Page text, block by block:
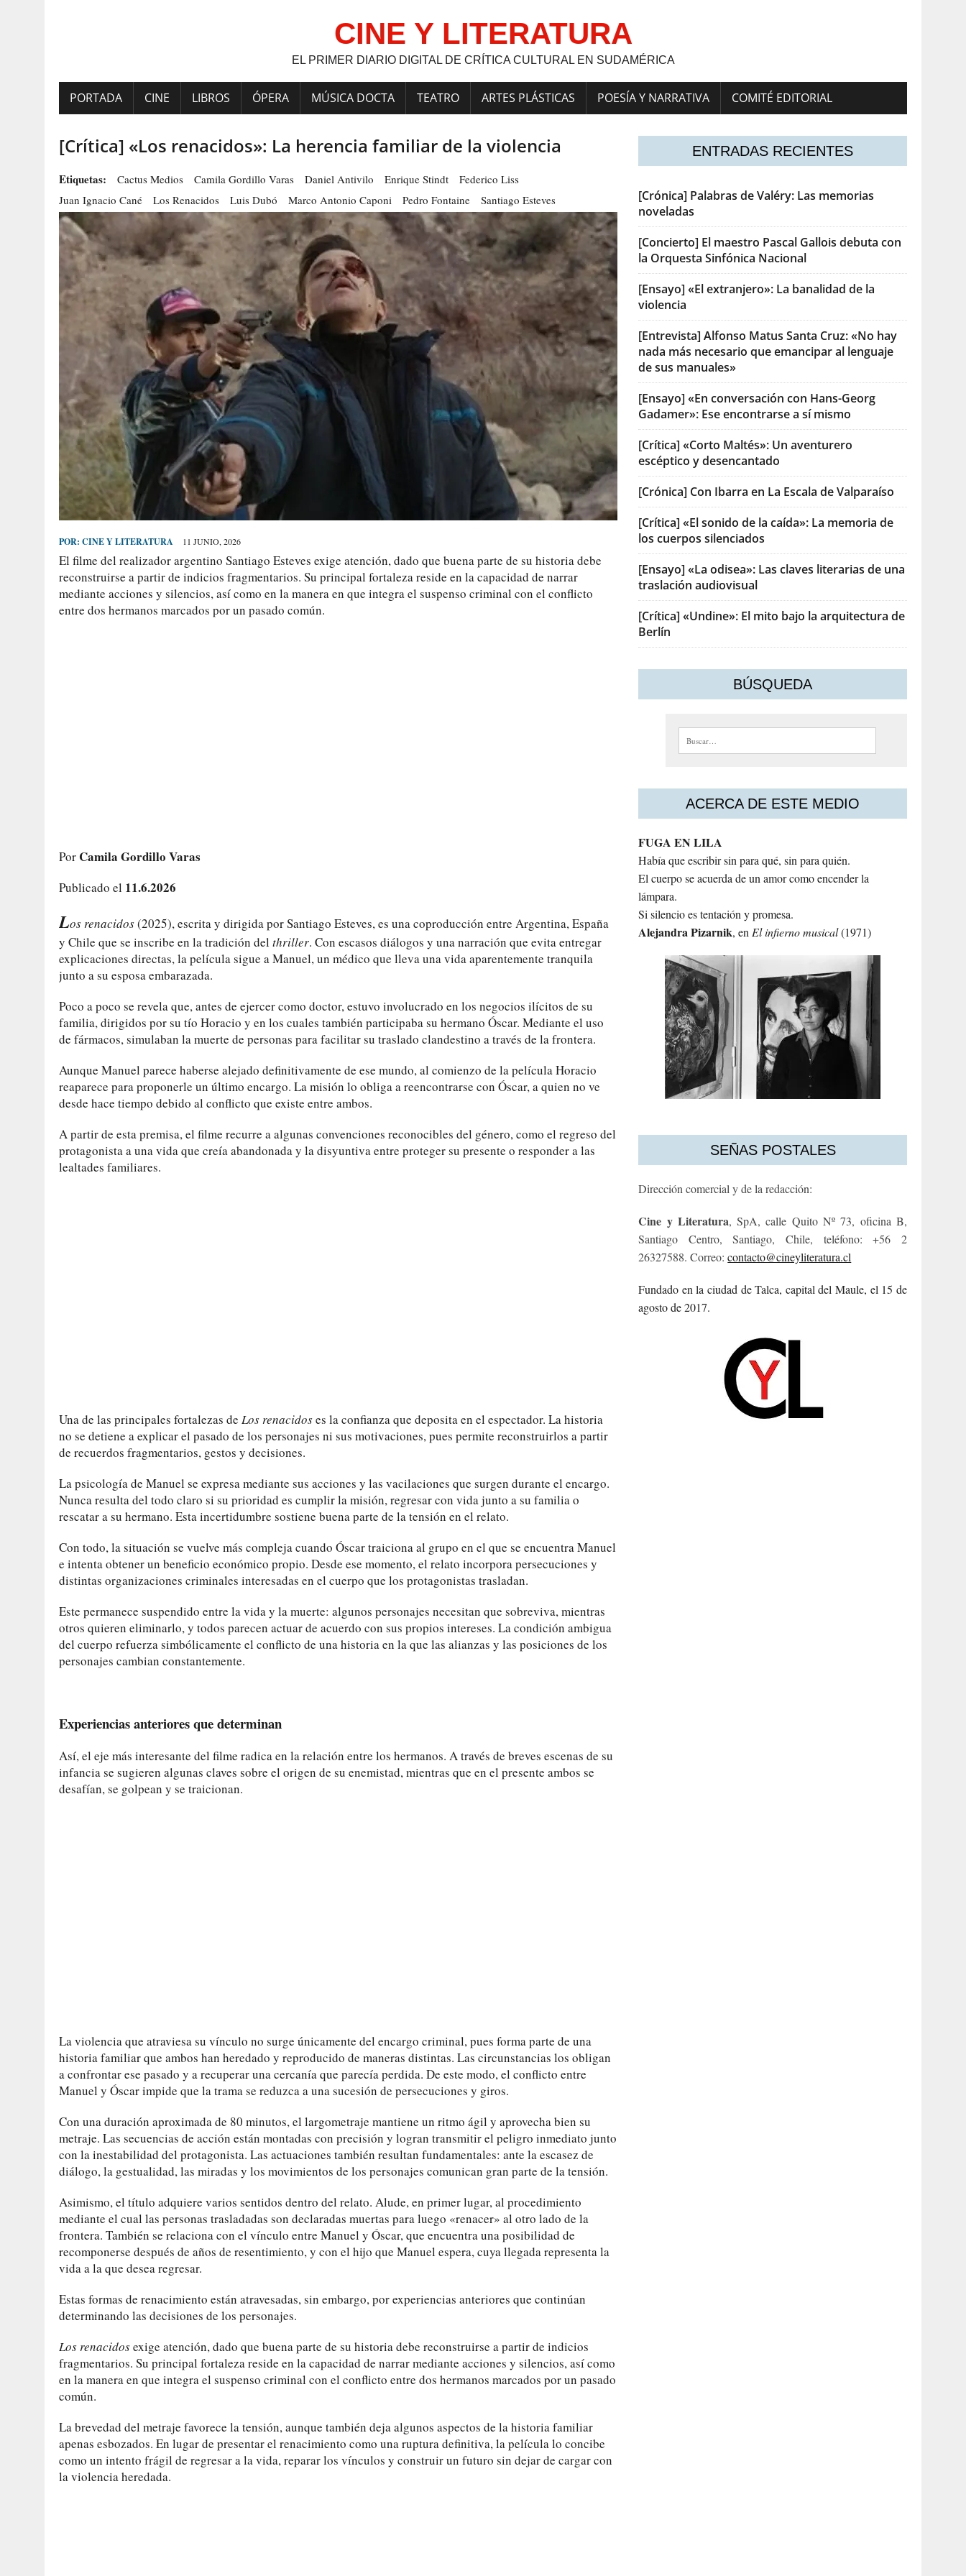
CINE Y LITERATURA
EL PRIMER DIARIO DIGITAL DE CRÍTICA CULTURAL EN SUDAMÉRICA
PORTADA CINE LIBROS ÓPERA MÚSICA DOCTA TEATRO ARTES PLÁSTICAS POESÍA Y NARRATIVA COMITÉ EDITORIAL
[Crítica] «Los renacidos»: La herencia familiar de la violencia
Etiquetas: Cactus Medios Camila Gordillo Varas Daniel Antivilo Enrique Stindt
Federico Liss
Juan Ignacio Cané
Los Renacidos Luis Dubó Marco Antonio Caponi Pedro Fontaine Santiago Esteves
POR: CINE Y LITERATURA 11 JUNIO, 2026
El filme del realizador argentino Santiago Esteves exige atención, dado que buena parte de su historia debe
reconstruirse a partir de indicios fragmentarios. Su principal fortaleza reside en la capacidad de narrar
mediante acciones y silencios, así como en la manera en que integra el suspenso criminal con el conflicto
entre dos hermanos marcados por un pasado común.
Por Camila Gordillo Varas
Publicado el 11.6.2026
Los renacidos(2025), escrita y dirigida por Santiago Esteves, es una coproducción entre Argentina, España
y Chile que se inscribe en la tradición del thriller. Con escasos diálogos y una narración que evita entregar
explicaciones directas, la película sigue a Manuel, un médico que lleva una vida aparentemente tranquila
junto a su esposa embarazada.
Poco a poco se revela que, antes de ejercer como doctor, estuvo involucrado en los negocios ilícitos de su
familia, dirigidos por su tío Horacio y en los cuales también participaba su hermano Óscar. Mediante el uso
de fármacos, simulaban la muerte de personas para facilitar su traslado clandestino a través de la frontera.
Aunque Manuel parece haberse alejado definitivamente de ese mundo, al comienzo de la película Horacio
reaparece para proponerle un último encargo. La misión lo obliga a reencontrarse con Óscar, a quien no ve
desde hace tiempo debido al conflicto que existe entre ambos.
A partir de esta premisa, el filme recurre a algunas convenciones reconocibles del género, como el regreso del
protagonista a una vida que creía abandonada y la disyuntiva entre proteger su presente o responder a las
lealtades familiares.
Una de las principales fortalezas de Los renacidoses la confianza que deposita en el espectador. La historia
no se detiene a explicar el pasado de los personajes ni sus motivaciones, pues permite reconstruirlos a partir
de recuerdos fragmentarios, gestos y decisiones.
La psicología de Manuel se expresa mediante sus acciones y las vacilaciones que surgen durante el encargo.
Nunca resulta del todo claro si su prioridad es cumplir la misión, regresar con vida junto a su familia o
rescatar a su hermano. Esta incertidumbre sostiene buena parte de la tensión en el relato.
Con todo, la situación se vuelve más compleja cuando Óscar traiciona al grupo en el que se encuentra Manuel
e intenta obtener un beneficio económico propio. Desde ese momento, el relato incorpora persecuciones y
distintas organizaciones criminales interesadas en el cuerpo que los protagonistas trasladan.
Este permanece suspendido entre la vida y la muerte: algunos personajes necesitan que sobreviva, mientras
otros quieren eliminarlo, y todos parecen actuar de acuerdo con sus propios intereses. La condición ambigua
del cuerpo refuerza simbólicamente el conflicto de una historia en la que las alianzas y las posiciones de los
personajes cambian constantemente.
Experiencias anteriores que determinan
Así, el eje más interesante del filme radica en la relación entre los hermanos. A través de breves escenas de su
infancia se sugieren algunas claves sobre el origen de su enemistad, mientras que en el presente ambos se
desafían, se golpean y se traicionan.
La violencia que atraviesa su vínculo no surge únicamente del encargo criminal, pues forma parte de una
historia familiar que ambos han heredado y reproducido de maneras distintas. Las circunstancias los obligan
a confrontar ese pasado y a recuperar una cercanía que parecía perdida. De este modo, el conflicto entre
Manuel y Óscar impide que la trama se reduzca a una sucesión de persecuciones y giros.
Con una duración aproximada de 80 minutos, el largometraje mantiene un ritmo ágil y aprovecha bien su
metraje. Las secuencias de acción están montadas con precisión y logran transmitir el peligro inmediato junto
con la inestabilidad del protagonista. Las actuaciones también resultan fundamentales: ante la escasez de
diálogo, la gestualidad, las miradas y los movimientos de los personajes comunican gran parte de la tensión.
Asimismo, el título adquiere varios sentidos dentro del relato. Alude, en primer lugar, al procedimiento
mediante el cual las personas trasladadas son declaradas muertas para luego «renacer» al otro lado de la
frontera. También se relaciona con el vínculo entre Manuel y Óscar, que encuentra una posibilidad de
recomponerse después de años de resentimiento, y con el hijo que Manuel espera, cuya llegada representa la
vida a la que desea regresar.
Estas formas de renacimiento están atravesadas, sin embargo, por experiencias anteriores que continúan
determinando las decisiones de los personajes.
Los renacidosexige atención, dado que buena parte de su historia debe reconstruirse a partir de indicios
fragmentarios. Su principal fortaleza reside en la capacidad de narrar mediante acciones y silencios, así como
en la manera en que integra el suspenso criminal con el conflicto entre dos hermanos marcados por un pasado
común.
La brevedad del metraje favorece la tensión, aunque también deja algunos aspectos de la historia familiar
apenas esbozados. En lugar de presentar el renacimiento como una ruptura definitiva, la película lo concibe
como un intento frágil de regresar a la vida, reparar los vínculos y construir un futuro sin dejar de cargar con
la violencia heredada.
ENTRADAS RECIENTES
[Crónica] Palabras de Valéry: Las memorias
noveladas
[Concierto] El maestro Pascal Gallois debuta con
la Orquesta Sinfónica Nacional
[Ensayo] «El extranjero»: La banalidad de la
violencia
[Entrevista] Alfonso Matus Santa Cruz: «No hay
nada más necesario que emancipar al lenguaje
de sus manuales»
[Ensayo] «En conversación con Hans-Georg
Gadamer»: Ese encontrarse a sí mismo
[Crítica] «Corto Maltés»: Un aventurero
escéptico y desencantado
[Crónica] Con Ibarra en La Escala de Valparaíso
[Crítica] «El sonido de la caída»: La memoria de
los cuerpos silenciados
[Ensayo] «La odisea»: Las claves literarias de una
traslación audiovisual
[Crítica] «Undine»: El mito bajo la arquitectura de
Berlín
BÚSQUEDA
Buscar:
ACERCA DE ESTE MEDIO
FUGA EN LILA
Había que escribir sin para qué, sin para quién.
El cuerpo se acuerda de un amor como encender la
lámpara.
Si silencio es tentación y promesa.
AlejandraPizarnik, enEl infierno musical(1971)
SEÑAS POSTALES
Dirección comercial y de la redacción:
Cine y Literatura, SpA, calle Quito Nº 73, oficina B,
Santiago Centro, Santiago, Chile, teléfono: +56 2
26327588. Correo:contacto@cineyliteratura.cl
Fundado en la ciudad de Talca, capital del Maule, el 15 de
agosto de 2017.